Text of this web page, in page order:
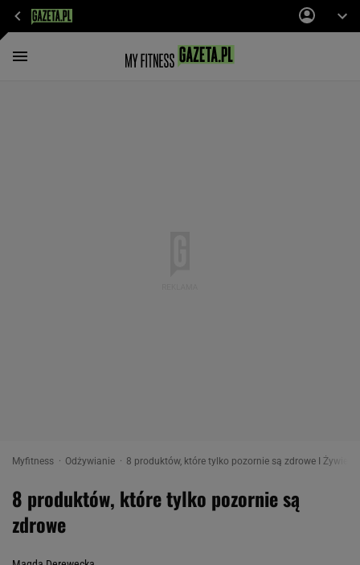
Myfitness Odżywianie 8 produktów, które tylko pozornie są zdrowe I
8 produktów, które tylko pozornie są
zdrowe